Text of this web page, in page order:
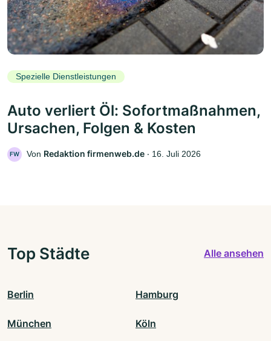
Spezielle Dienstleistungen
Auto verliert Öl: Sofortmaßnahmen,
Ursachen, Folgen & Kosten
FW Von Redaktion firmenweb.de ‧ 16. Juli 2026
Top Städte Alle ansehen
Berlin Hamburg
München Köln